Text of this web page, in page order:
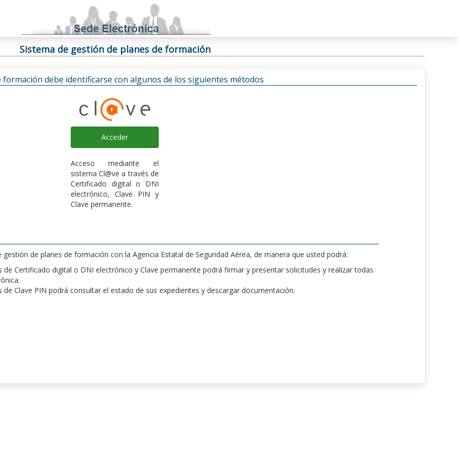
Sistema de gestión de planes de formación
formación debe identificarse con algunos de los siguientes métodos
Acceder
Acceso mediante el
sistema Cl@ve a través de
Certificado digital o DNI
electrónico, Clave PIN y
Clave permanente.
de planes de formación con la Agencia Estatal de Seguridad Aérea, de manera que usted podrá:
de Certificado digital o DNI electrónico y Clave permanente podrá firmar y presentar solicitudes y realizar todas
de Clave PIN podrá consultar el estado de sus expedientes y descargar documentación.